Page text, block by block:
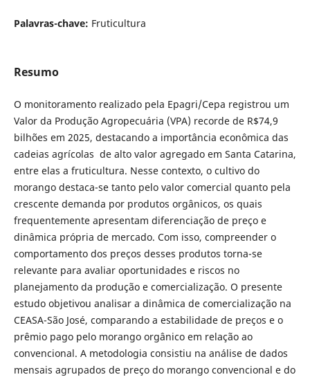
Palavras-chave: Fruticultura
Resumo
O monitoramento realizado pela Epagri/Cepa registrou um
Valor da Produção Agropecuária (VPA) recorde de R$74,9
bilhões em 2025, destacando a importância econômica das
cadeias agrícolas de alto valor agregado em Santa Catarina,
entre elas a fruticultura. Nesse contexto, o cultivo do
morango destaca-se tanto pelo valor comercial quanto pela
crescente demanda por produtos orgânicos, os quais
frequentemente apresentam diferenciação de preço e
dinâmica própria de mercado. Com isso, compreender o
comportamento dos preços desses produtos torna-se
relevante para avaliar oportunidades e riscos no
planejamento da produção e comercialização. O presente
estudo objetivou analisar a dinâmica de comercialização na
CEASA-São José, comparando a estabilidade de preços e o
prêmio pago pelo morango orgânico em relação ao
convencional. A metodologia consistiu na análise de dados
mensais agrupados de preço do morango convencional e do